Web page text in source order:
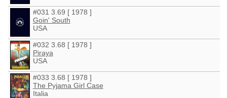
#031 3.69 [ 1978 ]
Goin' South
USA
#032 3.68 [ 1978 ]
Piraya
USA
#033 3.68 [ 1978 ]
The Pyjama Girl Case
Italia